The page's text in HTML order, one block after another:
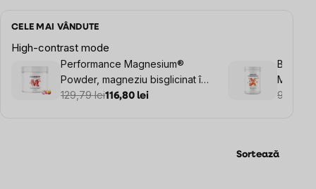
CELE MAI VÂNDUTE
High-contrast mode
Performance Magnesium®
Powder, magneziu bisglicinat în
pulbere, 90 doze, 550 g
129,79 lei116,80 lei 95,12 lei
Sortează